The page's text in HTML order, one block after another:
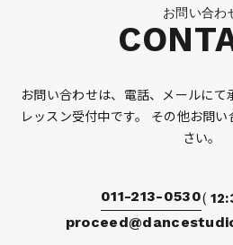
お問い合わ
お問い合わせは、電話、メールにて
レッスン受付中です。
その他お問
さい。
011-213-0530(